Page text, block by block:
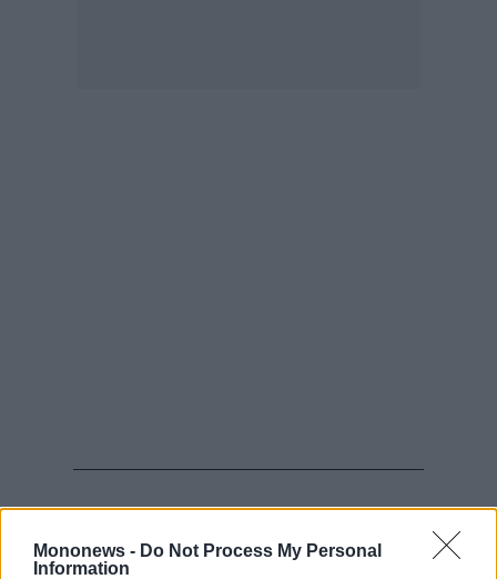
Mononews - Do Not Process My Personal
Information
Σχετικά με το ταξίδι στο Παρίσι, όπου
πραγματοποιήθηκε το «AI Action Summit» και